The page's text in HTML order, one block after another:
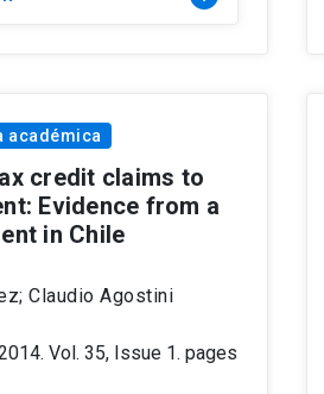
académica
credit claims to
Evidence from a
in Chile
Claudio Agostini
Vol. 35, Issue 1. pages